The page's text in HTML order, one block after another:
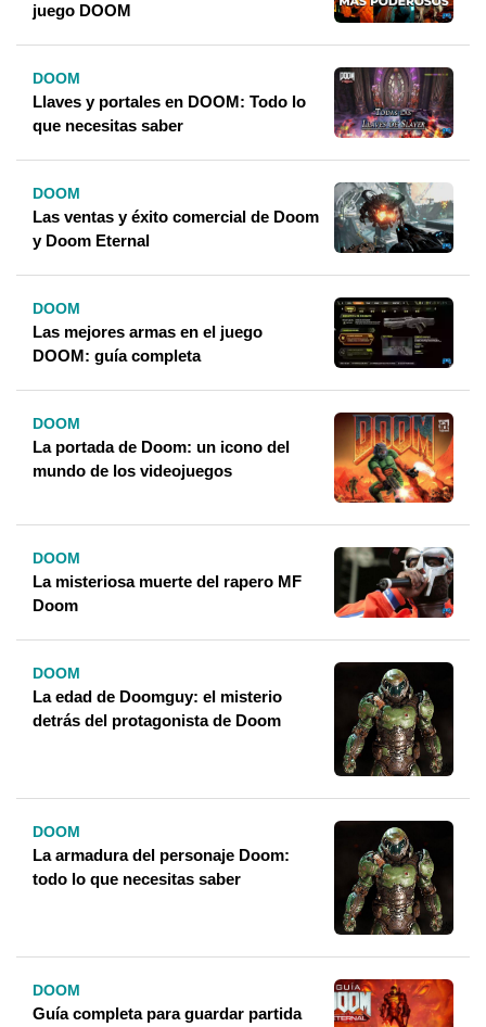
juego DOOM
DOOM
Llaves y portales en DOOM: Todo lo
que necesitas saber
DOOM
Las ventas y éxito comercial de Doom
y Doom Eternal
DOOM
Las mejores armas en el juego
DOOM: guía completa
DOOM
La portada de Doom: un icono del
mundo de los videojuegos
DOOM
La misteriosa muerte del rapero MF
Doom
DOOM
La edad de Doomguy: el misterio
detrás del protagonista de Doom
DOOM
La armadura del personaje Doom:
todo lo que necesitas saber
DOOM
Guía completa para guardar partida